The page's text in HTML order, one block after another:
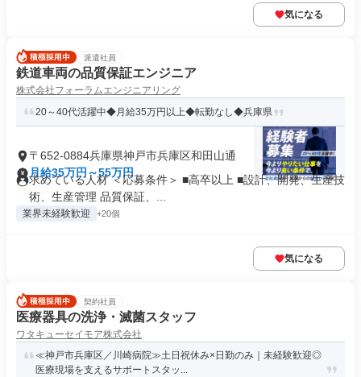
気になる
派遣社員
鉄道車両の品質保証エンジニア
株式会社フォーラムエンジニアリング
20～40代活躍中◆月給35万円以上◆転勤なし◆兵庫県
〒652-0884兵庫県神戸市兵庫区和田山通
月給35万円～55万円
求めている人材 ＜応募条件＞ ■高卒以上 ■設計、開発、生産技
術、生産管理 品質保証、...
業界未経験歓迎 +20個
気になる
契約社員
医療器具の洗浄・滅菌スタッフ
ワタキューセイモア株式会社
≪神戸市兵庫区／川崎病院≫土日祝休み×日勤のみ｜未経験歓迎◎
医療現場を支えるサポートスタッ...